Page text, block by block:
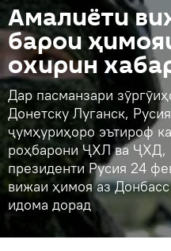
Амалиёти
барои
охирин
Дар пасманзари
Донетску Луганск,
ҷумҳуриҳоро эътироф
роҳбарони ҶХЛ ва ҶХД,
президенти Русия 24
вижаи ҳимоя аз
идома дорад